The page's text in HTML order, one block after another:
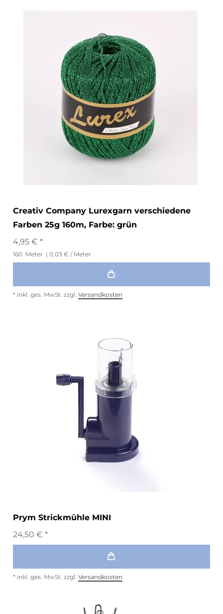
Creativ Company Lurexgarn verschiedene
Farben 25g 160m, Farbe: grün
4,95 € *
160 Meter | 0,03 € / Meter
* inkl. ges. MwSt. zzgl. Versandkosten
Prym Strickmühle MINI
24,50 € *
* inkl. ges. MwSt. zzgl. Versandkosten